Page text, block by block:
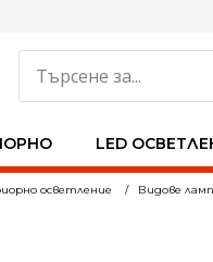
LED
осветление Видове